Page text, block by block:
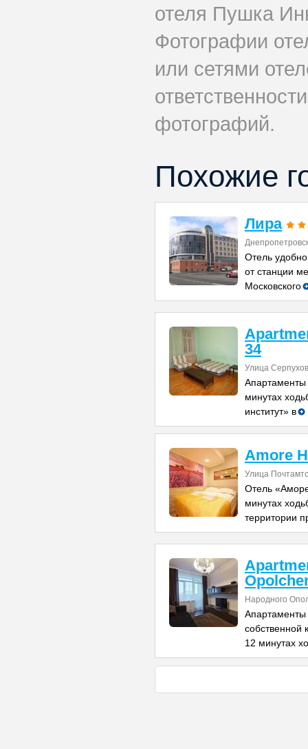
отеля Пушка
Фотографии
или сетями
фотографий.
Похожие
Лира
Отель
от станции
Московского
34
Улица
Апартаменты
минутах
институт» в
Amore
Улица
Отель
минутах
территории
Народного
собственной
12 минутах